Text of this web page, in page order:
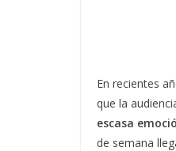
En recientes
que la
escasa
de semana